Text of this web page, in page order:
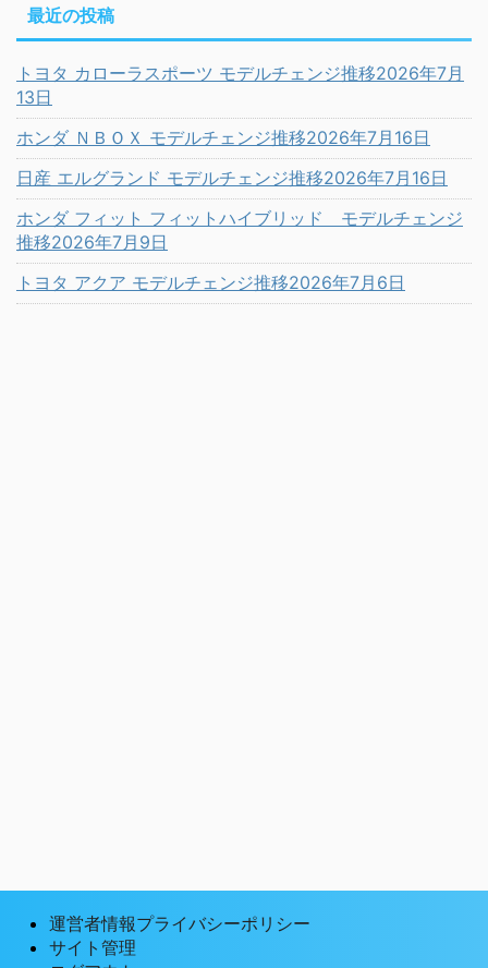
最近の投稿
トヨタ カローラスポーツ モデルチェンジ推移2026年7月
13日
ホンダ ＮＢＯＸ モデルチェンジ推移2026年7月16日
日産 エルグランド モデルチェンジ推移2026年7月16日
ホンダ フィット フィットハイブリッド モデルチェンジ
推移2026年7月9日
トヨタ アクア モデルチェンジ推移2026年7月6日
運営者情報プライバシーポリシー
サイト管理